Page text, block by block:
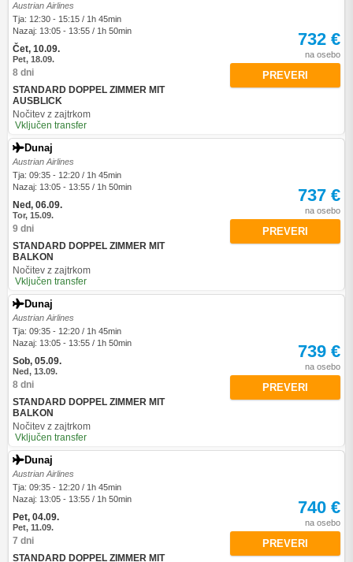
Austrian Airlines
Tja: 12:30 - 15:15 / 1h 45min
Nazaj: 13:05 - 13:55 / 1h 50min
Čet, 10.09.
Pet, 18.09.
8 dni
STANDARD DOPPEL ZIMMER MIT
AUSBLICK
Nočitev z zajtrkom
Vključen transfer
732 €
na osebo
PREVERI
Dunaj
Austrian Airlines
Tja: 09:35 - 12:20 / 1h 45min
Nazaj: 13:05 - 13:55 / 1h 50min
Ned, 06.09.
Tor, 15.09.
9 dni
STANDARD DOPPEL ZIMMER MIT
BALKON
Nočitev z zajtrkom
Vključen transfer
737 €
na osebo
PREVERI
Dunaj
Austrian Airlines
Tja: 09:35 - 12:20 / 1h 45min
Nazaj: 13:05 - 13:55 / 1h 50min
Sob, 05.09.
Ned, 13.09.
8 dni
STANDARD DOPPEL ZIMMER MIT
BALKON
Nočitev z zajtrkom
Vključen transfer
739 €
na osebo
PREVERI
Dunaj
Austrian Airlines
Tja: 09:35 - 12:20 / 1h 45min
Nazaj: 13:05 - 13:55 / 1h 50min
Pet, 04.09.
Pet, 11.09.
7 dni
STANDARD DOPPEL ZIMMER MIT
740 €
na osebo
PREVERI